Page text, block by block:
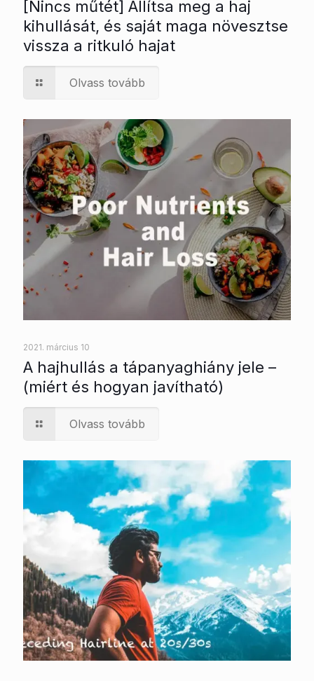
[Nincs műtét] Állítsa meg a haj
kihullását, és saját maga növesztse
vissza a ritkuló hajat
Olvass tovább
2021. március 10
A hajhullás a tápanyaghiány jele –
(miért és hogyan javítható)
Olvass tovább